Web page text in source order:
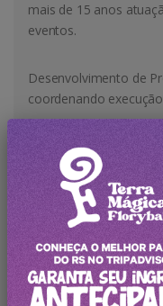
mais de 15 anos
eventos.
Desenvolvimento de
coordenando
Comemoração 200